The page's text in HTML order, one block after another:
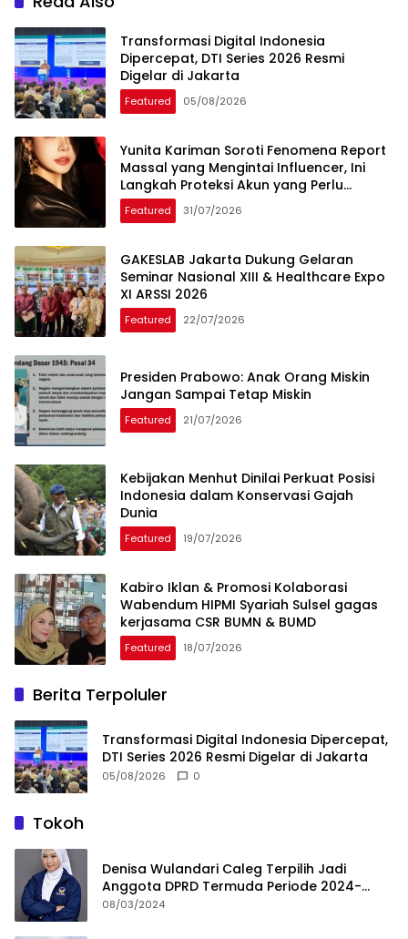
Transformasi Digital Indonesia
Dipercepat, DTI Series 2026 Resmi
Digelar di Jakarta
Featured 05/08/2026
Yunita Kariman Soroti Fenomena Report
Massal yang Mengintai Influencer, Ini
Langkah Proteksi Akun yang Perlu
Diketahui
Featured 31/07/2026
GAKESLAB Jakarta Dukung Gelaran
Seminar Nasional XIII & Healthcare Expo
XI ARSSI 2026
Featured 22/07/2026
Presiden Prabowo: Anak Orang Miskin
Jangan Sampai Tetap Miskin
Featured 21/07/2026
Kebijakan Menhut Dinilai Perkuat Posisi
Indonesia dalam Konservasi Gajah
Dunia
Featured 19/07/2026
Kabiro Iklan & Promosi Kolaborasi
Wabendum HIPMI Syariah Sulsel gagas
kerjasama CSR BUMN & BUMD
Featured 18/07/2026
Berita Terpoluler
Transformasi Digital Indonesia Dipercepat,
DTI Series 2026 Resmi Digelar di Jakarta
05/08/2026 0
Tokoh
Denisa Wulandari Caleg Terpilih Jadi
Anggota DPRD Termuda Periode 2024-
2029
08/03/2024